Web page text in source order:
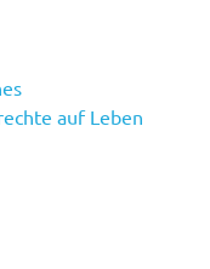
auf Leben